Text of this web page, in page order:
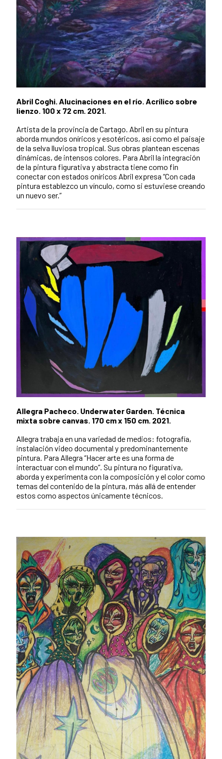
Abril Coghi. Alucinaciones en el río. Acrílico sobre
lienzo. 100 x 72 cm. 2021.
Artista de la provincia de Cartago. Abril en su pintura
aborda mundos oníricos y esotéricos, así como el paisaje
de la selva lluviosa tropical. Sus obras plantean escenas
dinámicas, de intensos colores. Para Abril la integración
de la pintura figurativa y abstracta tiene como fin
conectar con estados oníricos Abril expresa “Con cada
pintura establezco un vínculo, como si estuviese creando
un nuevo ser.”
Allegra Pacheco. Underwater Garden. Técnica
mixta sobre canvas. 170 cm x 150 cm. 2021.
Allegra trabaja en una variedad de medios: fotografía,
instalación video documental y predominantemente
pintura. Para Allegra “Hacer arte es una forma de
interactuar con el mundo”. Su pintura no figurativa,
aborda y experimenta con la composición y el color como
temas del contenido de la pintura, más allá de entender
estos como aspectos únicamente técnicos.